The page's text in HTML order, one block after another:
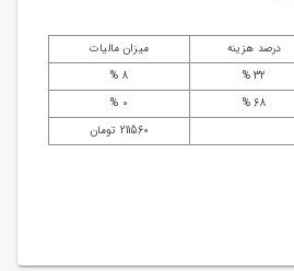
درصد هزینه
میزان مالیات
32 %
8 %
68 %
0 %
211560 تومان